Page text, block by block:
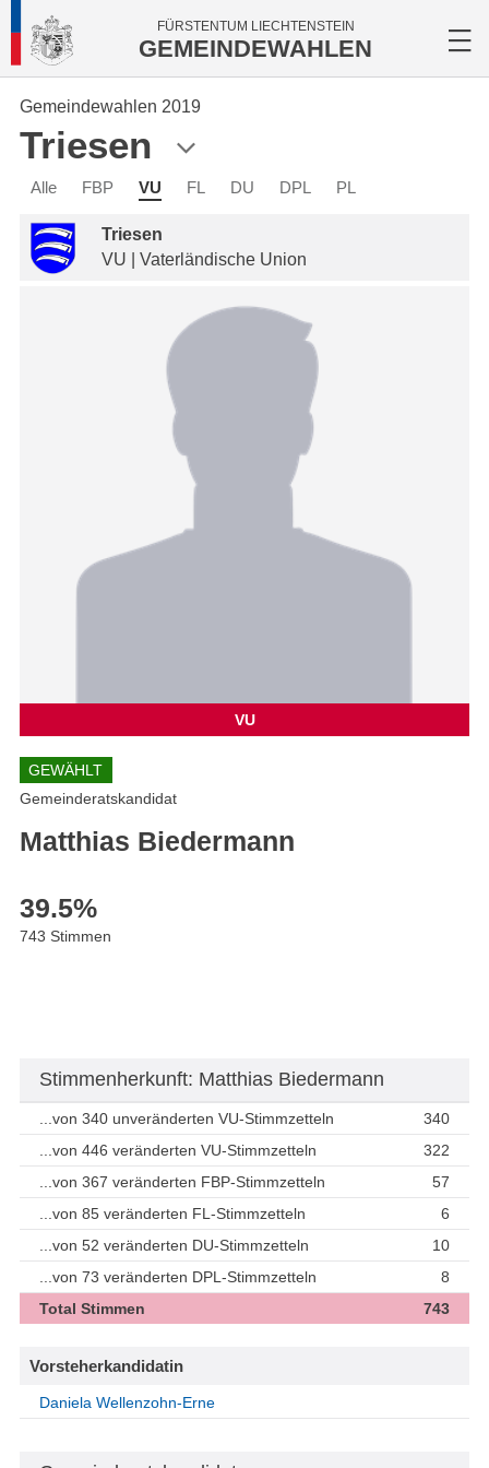
FÜRSTENTUM LIECHTENSTEIN
GEMEINDEWAHLEN
Gemeindewahlen 2019
Triesen
Alle FBP VU FL DU DPL PL
Triesen
VU | Vaterländische Union
VU
GEWÄHLT
Gemeinderatskandidat
Matthias Biedermann
39.5%
743 Stimmen
Stimmenherkunft: Matthias Biedermann
...von 340 unveränderten VU-Stimmzetteln
340
...von 446 veränderten VU-Stimmzetteln
322
...von 367 veränderten FBP-Stimmzetteln
57
...von 85 veränderten FL-Stimmzetteln
6
...von 52 veränderten DU-Stimmzetteln
10
...von 73 veränderten DPL-Stimmzetteln
8
Total Stimmen
743
Vorsteherkandidatin
Daniela Wellenzohn-Erne